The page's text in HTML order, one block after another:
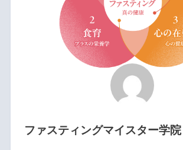
ファスティングマイスター学